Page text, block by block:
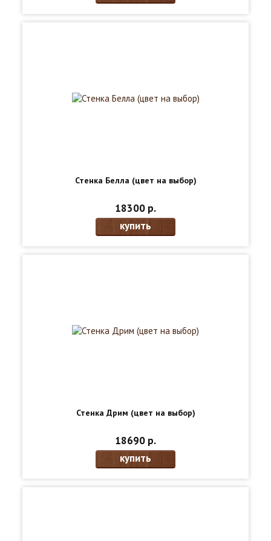
Стенка Белла (цвет на выбор)
18300 р.
купить
Стенка Дрим (цвет на выбор)
18690 р.
купить